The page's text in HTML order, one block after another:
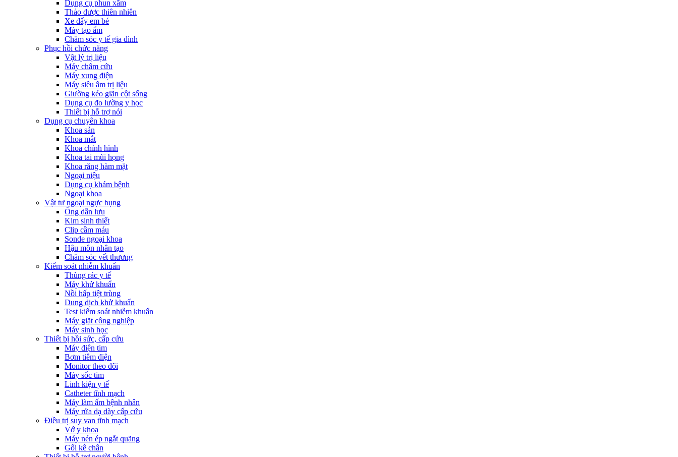
Dụng cụ phun xăm
Thảo dược thiên nhiên
Xe đẩy em bé
Máy tạo ẩm
Chăm sóc y tế gia đình
Phục hồi chức năng
Vật lý trị liệu
Máy châm cứu
Máy xung điện
Máy siêu âm trị liệu
Giường kéo giãn cột sống
Dụng cụ đo lường y học
Thiết bị hỗ trợ nói
Dụng cụ chuyên khoa
Khoa sản
Khoa mắt
Khoa chỉnh hình
Khoa tai mũi họng
Khoa răng hàm mặt
Ngoại niệu
Dụng cụ khám bệnh
Ngoại khoa
Vật tư ngoại ngực bụng
Ống dẫn lưu
Kim sinh thiết
Clip cầm máu
Sonde ngoại khoa
Hậu môn nhân tạo
Chăm sóc vết thương
Kiểm soát nhiễm khuẩn
Thùng rác y tế
Máy khử khuẩn
Nồi hấp tiệt trùng
Dung dịch khử khuẩn
Test kiểm soát nhiễm khuẩn
Máy giặt công nghiệp
Máy sinh học
Thiết bị hồi sức, cấp cứu
Máy điện tim
Bơm tiêm điện
Monitor theo dõi
Máy sốc tim
Linh kiện y tế
Catheter tĩnh mạch
Máy làm ấm bệnh nhân
Máy rửa dạ dày cấp cứu
Điều trị suy van tĩnh mạch
Vớ y khoa
Máy nén ép ngắt quãng
Gối kê chân